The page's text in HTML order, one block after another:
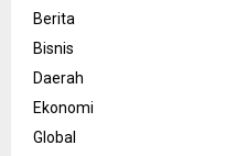
Berita
Bisnis
Daerah
Ekonomi
Global